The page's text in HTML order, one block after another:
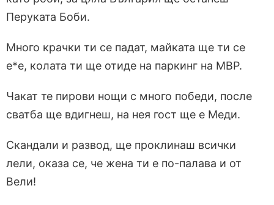
Перуката Боби.
Много крачки ти се падат, майката ще ти се
е*e, колата ти ще отиде на паркинг на МВР.
Чакат те пирови нощи с много победи, после
сватба ще вдигнеш, на нея гост ще е Меди.
Скандали и развод, ще проклинаш всички
лели, оказа се, че жена ти е по-палава и от
Вели!